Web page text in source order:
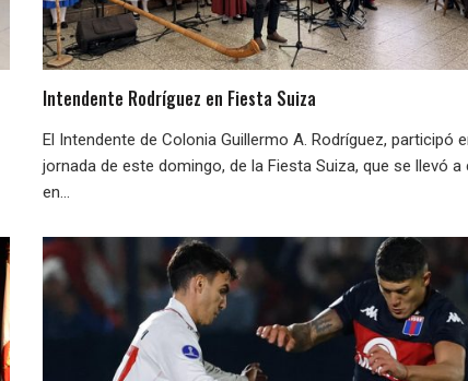
Intendente Rodríguez en Fiesta Suiza
El Intendente de Colonia Guillermo A. Rodríguez, participó
jornada de este domingo, de la Fiesta Suiza, que se llevó a
en...